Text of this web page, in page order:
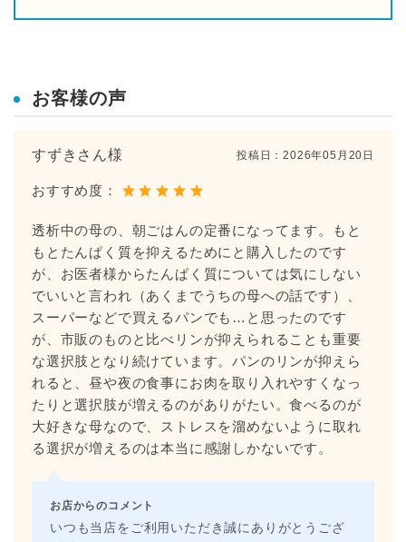
お客様の声
すずきさん様 投稿日：2026年05月20日
おすすめ度：
透析中の母の、朝ごはんの定番になってます。もと
もとたんぱく質を抑えるためにと購入したのです
が、お医者様からたんぱく質については気にしない
でいいと言われ（あくまでうちの母への話です）、
スーパーなどで買えるパンでも…と思ったのです
が、市販のものと比べリンが抑えられることも重要
な選択肢となり続けています。パンのリンが抑えら
れると、昼や夜の食事にお肉を取り入れやすくなっ
たりと選択肢が増えるのがありがたい。食べるのが
大好きな母なので、ストレスを溜めないように取れ
る選択が増えるのは本当に感謝しかないです。
お店からのコメント
いつも当店をご利用いただき誠にありがとうござ